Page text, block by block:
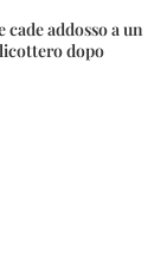
addosso a un
dopo